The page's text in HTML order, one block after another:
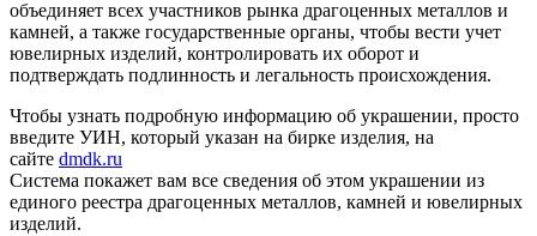
объединяет всех участников рынка драгоценных металлов и
камней, а также государственные органы, чтобы вести учет
ювелирных изделий, контролировать их оборот и
подтверждать подлинность и легальность происхождения.
Чтобы узнать подробную информацию об украшении, просто
введите УИН, который указан на бирке изделия, на
сайте dmdk.ru
Система покажет вам все сведения об этом украшении из
единого реестра драгоценных металлов, камней и ювелирных
изделий.